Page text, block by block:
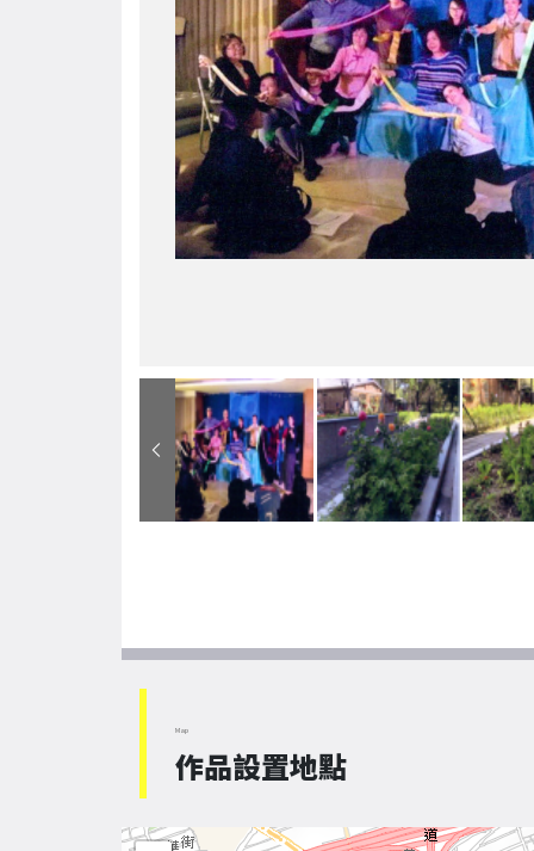
Map
作品設置地點